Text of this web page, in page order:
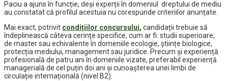
Paciu a ajuns în funcție, deși experții în domeniul dreptului de mediu
au constatat că profilul acestuia nu corespunde criteriilor anunțate.
Mai exact, potrivit condițiilor concursului, candidații trebuie să
îndeplinească câteva cerinţe specifice, cum ar fi: studii superioare,
de master sau echivalente în domeniile ecologie, științe biologice,
protecția mediului, management sau juridice. Precum și experiență
profesională de patru ani în domeniile vizate, preferabil experiență
managerială de cel puțin doi ani și cunoașterea unei limbi de
circulație internațională (nivel B2).